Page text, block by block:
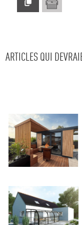
ARTICLES QUI